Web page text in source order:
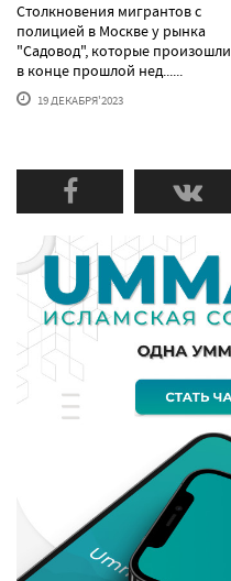
Столкновения мигрантов с
полицией в Москве у рынка
"Садовод", которые произошли
в конце прошлой нед......
19 ДЕКАБРЯ'2023